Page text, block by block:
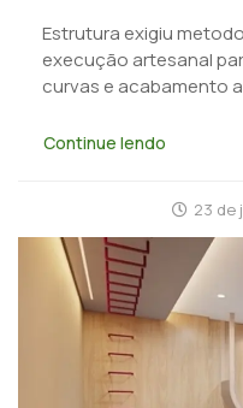
Estrutura exigiu
execução artesanal
curvas e acabamento
Continue lendo
23 de